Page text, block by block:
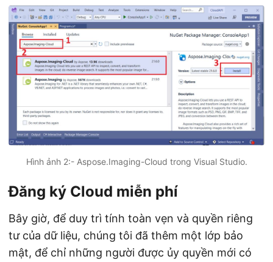
Hình ảnh 2:- Aspose.Imaging-Cloud trong Visual Studio.
Đăng ký Cloud miễn phí
Bây giờ, để duy trì tính toàn vẹn và quyền riêng
tư của dữ liệu, chúng tôi đã thêm một lớp bảo
mật, để chỉ những người được ủy quyền mới có